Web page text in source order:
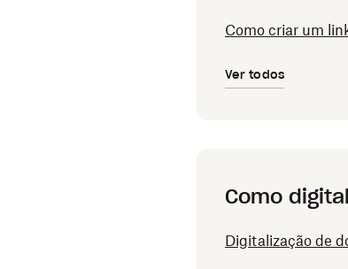
Como criar um
Ver todos
Como
Digitalização de